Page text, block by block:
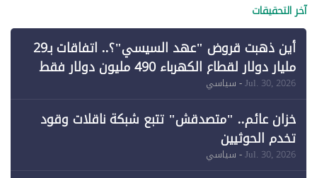
آخر التحقيقات
أين ذهبت قروض "عهد السيسي"؟.. اتفاقات بـ29
مليار دولار لقطاع الكهرباء 490 مليون دولار فقط
لـ"الطاقة المتجددة" (1)
Jul. 30, 2026- سياسي
خزان عائم.. "متصدقش" تتبع شبكة ناقلات وقود
تخدم الحوثيين
Jul. 30, 2026- سياسي